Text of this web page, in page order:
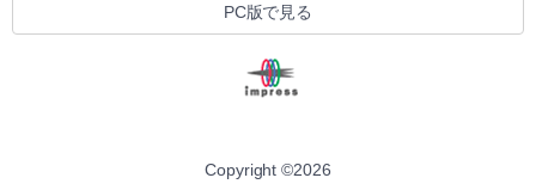
PC版で見る
Copyright ©2026